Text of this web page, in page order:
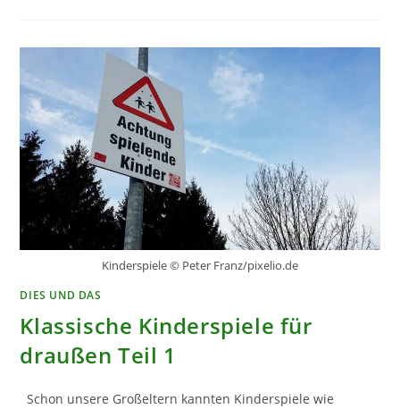
Kinderspiele © Peter Franz/pixelio.de
DIES UND DAS
Klassische Kinderspiele für
draußen Teil 1
Schon unsere Großeltern kannten Kinderspiele wie